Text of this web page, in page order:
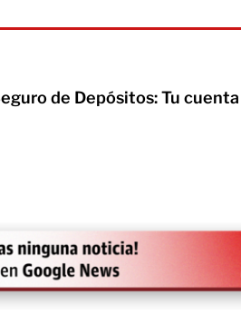
de Depósitos: Tu